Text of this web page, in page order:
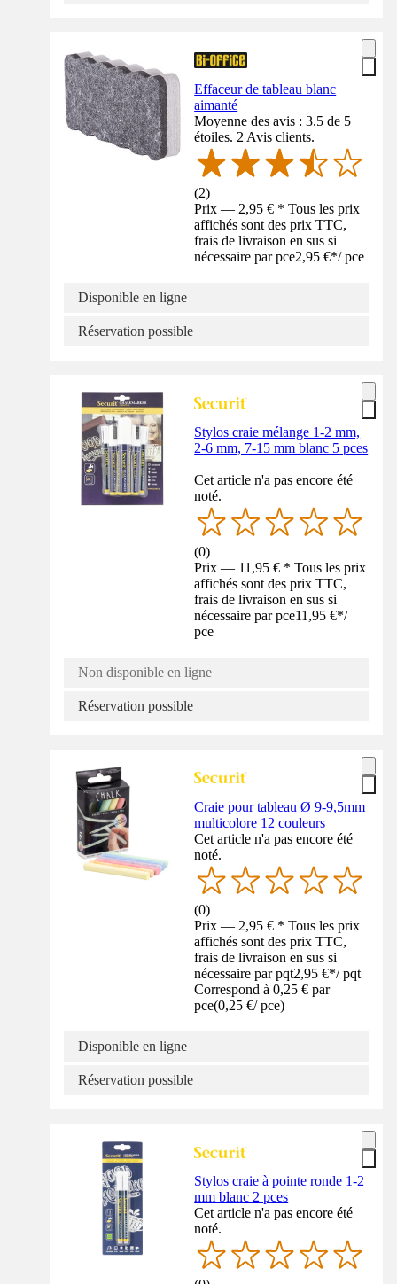
Effaceur de tableau blanc
aimanté
Moyenne des avis : 3.5 de 5
étoiles. 2 Avis clients.
(2)
Prix — 2,95 € * Tous les prix
affichés sont des prix TTC,
frais de livraison en sus si
nécessaire par pce2,95 €*/ pce
Disponible en ligne
Réservation possible
Stylos craie mélange 1-2 mm,
2-6 mm, 7-15 mm blanc 5 pces
Cet article n'a pas encore été
noté.
(0)
Prix — 11,95 € * Tous les prix
affichés sont des prix TTC,
frais de livraison en sus si
nécessaire par pce11,95 €*/
pce
Non disponible en ligne
Réservation possible
Craie pour tableau Ø 9-9,5mm
multicolore 12 couleurs
Cet article n'a pas encore été
noté.
(0)
Prix — 2,95 € * Tous les prix
affichés sont des prix TTC,
frais de livraison en sus si
nécessaire par pqt2,95 €*/ pqt
Correspond à 0,25 € par
pce(0,25 €/ pce)
Disponible en ligne
Réservation possible
Stylos craie à pointe ronde 1-2
mm blanc 2 pces
Cet article n'a pas encore été
noté.